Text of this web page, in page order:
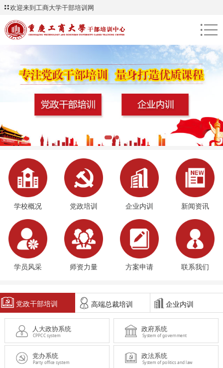
欢迎来到工商大学干部培训网
●
●
●
学校概况 党政培训 企业内训 新闻资讯
学员风采 师资力量 方案申请 联系我们
党政干部培训 高端总裁培训 企业内训
人大政协系统
CPPCC system
政府系统
System of government
党办系统
Party office system
政法系统
System of politics and law